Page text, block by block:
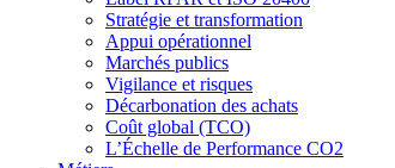
Stratégie et transformation
Appui opérationnel
Marchés publics
Vigilance et risques
Décarbonation des achats
Coût global (TCO)
L’Échelle de Performance CO2